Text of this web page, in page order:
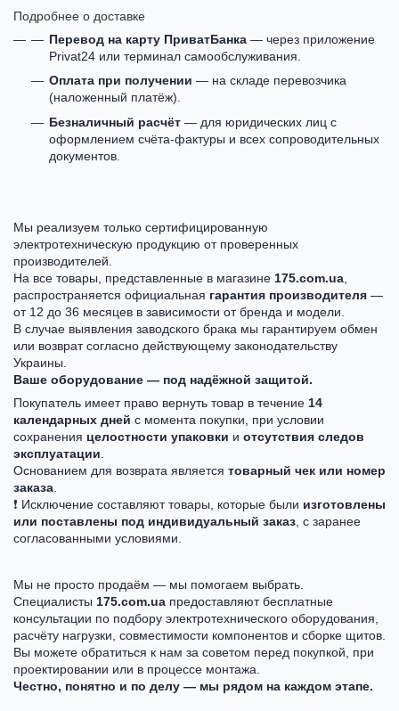
Подробнее о доставке
Перевод на карту ПриватБанка — через приложение
Privat24 или терминал самообслуживания.
Оплата при получении — на складе перевозчика
(наложенный платёж).
Безналичный расчёт — для юридических лиц с
оформлением счёта-фактуры и всех сопроводительных
документов.
Мы реализуем только сертифицированную
электротехническую продукцию от проверенных
производителей.
На все товары, представленные в магазине 175.com.ua,
распространяется официальная гарантия производителя —
от 12 до 36 месяцев в зависимости от бренда и модели.
В случае выявления заводского брака мы гарантируем обмен
или возврат согласно действующему законодательству
Украины.
Ваше оборудование — под надёжной защитой.
Покупатель имеет право вернуть товар в течение 14
календарных дней с момента покупки, при условии
сохранения целостности упаковки и отсутствия следов
эксплуатации.
Основанием для возврата является товарный чек или номер
заказа.
❗ Исключение составляют товары, которые были изготовлены
или поставлены под индивидуальный заказ, с заранее
согласованными условиями.
Мы не просто продаём — мы помогаем выбрать.
Специалисты 175.com.ua предоставляют бесплатные
консультации по подбору электротехнического оборудования,
расчёту нагрузки, совместимости компонентов и сборке щитов.
Вы можете обратиться к нам за советом перед покупкой, при
проектировании или в процессе монтажа.
Честно, понятно и по делу — мы рядом на каждом этапе.